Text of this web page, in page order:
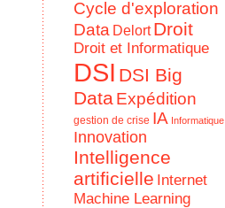
Cycle d'exploration
Data Delort Droit
Droit et Informatique
DSI DSI Big
DataExpédition
gestion de crise IA Informatique
Innovation
Intelligence
artificielle Internet
Machine Learning